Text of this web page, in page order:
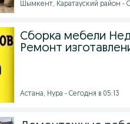
Шымкент, Каратауский район -
Сборка мебели
Ремонт
Астана, Нура - Сегодня в 05:13